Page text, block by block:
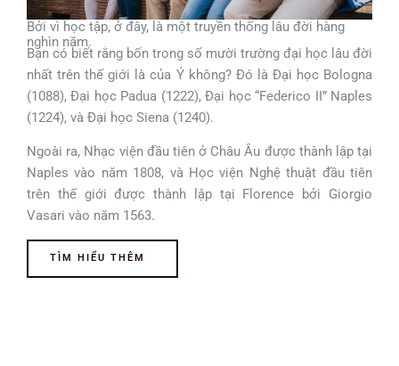
Bởi vì học tập, ở đây, là một truyền thống lâu đời hàng
nghìn năm.
Bạn có biết rằng bốn trong số mười trường đại học lâu đời
nhất trên thế giới là của Ý không? Đó là Đại học Bologna
(1088), Đại học Padua (1222), Đại học “Federico II” Naples
(1224), và Đại học Siena (1240).
Ngoài ra, Nhạc viện đầu tiên ở Châu Âu được thành lập tại
Naples vào năm 1808, và Học viện Nghệ thuật đầu tiên
trên thế giới được thành lập tại Florence bởi Giorgio
Vasari vào năm 1563.
TÌM HIỂU THÊM